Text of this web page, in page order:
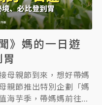
》媽的一日遊
母親節到來，想好帶媽
親節推出特別企劃「媽
海芋季，帶媽媽前往山